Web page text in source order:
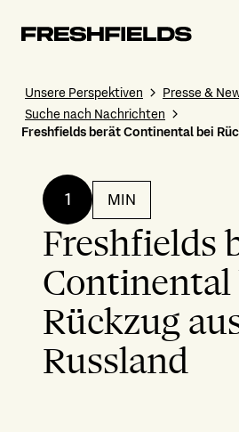
Unsere Perspektiven
Presse &
Suche nach Nachrichten
Freshfields berät Continental bei
1 MIN
Freshfields
Continental
Rückzug
Russland